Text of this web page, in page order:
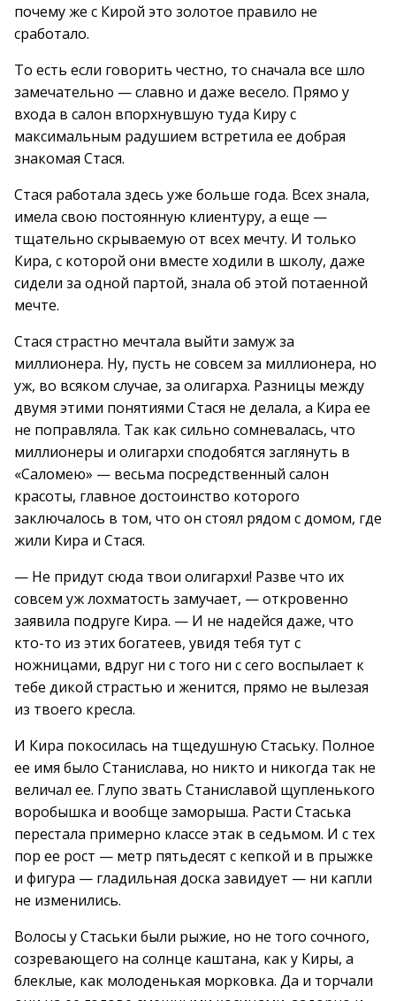
почему же с Кирой это золотое правило не
сработало.
То есть если говорить честно, то сначала все шло
замечательно — славно и даже весело. Прямо у
входа в салон впорхнувшую туда Киру с
максимальным радушием встретила ее добрая
знакомая Стася.
Стася работала здесь уже больше года. Всех знала,
имела свою постоянную клиентуру, а еще —
тщательно скрываемую от всех мечту. И только
Кира, с которой они вместе ходили в школу, даже
сидели за одной партой, знала об этой потаенной
мечте.
Стася страстно мечтала выйти замуж за
миллионера. Ну, пусть не совсем за миллионера, но
уж, во всяком случае, за олигарха. Разницы между
двумя этими понятиями Стася не делала, а Кира ее
не поправляла. Так как сильно сомневалась, что
миллионеры и олигархи сподобятся заглянуть в
«Саломею» — весьма посредственный салон
красоты, главное достоинство которого
заключалось в том, что он стоял рядом с домом, где
жили Кира и Стася.
— Не придут сюда твои олигархи! Разве что их
совсем уж лохматость замучает, — откровенно
заявила подруге Кира. — И не надейся даже, что
кто-то из этих богатеев, увидя тебя тут с
ножницами, вдруг ни с того ни с сего воспылает к
тебе дикой страстью и женится, прямо не вылезая
из твоего кресла.
И Кира покосилась на тщедушную Стаську. Полное
ее имя было Станислава, но никто и никогда так не
величал ее. Глупо звать Станиславой щупленького
воробышка и вообще заморыша. Расти Стаська
перестала примерно классе этак в седьмом. И с тех
пор ее рост — метр пятьдесят с кепкой и в прыжке
и фигура — гладильная доска завидует — ни капли
не изменились.
Волосы у Стаськи были рыжие, но не того сочного,
созревающего на солнце каштана, как у Киры, а
блеклые, как молоденькая морковка. Да и торчали